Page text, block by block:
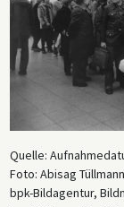
Quelle:
Foto: Abisag
bpk-Bildagentur,